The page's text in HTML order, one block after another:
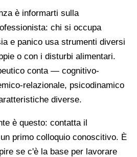
è informarti sulla
chi si occupa
e panico usa strumenti diversi
o con i disturbi alimentari.
conta — cognitivo-
relazionale, psicodinamico
diverse.
è questo: contatta il
primo colloquio conoscitivo. È
se c'è la base per lavorare